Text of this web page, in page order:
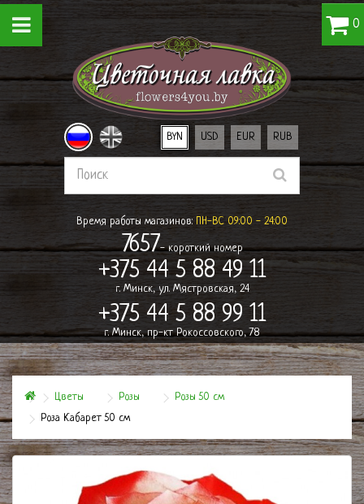
BYN USD EUR RUB
Время работы магазинов: ПН-ВС 09:00 - 24:00
7657- короткий номер
+375 44 5 88 49 11
г. Минск, ул. Мястровская, 24
+375 44 5 88 99 11
г. Минск, пр-кт Рокоссовского, 78
0
Цветы Розы
Розы 50 см
Роза Кабарет 50 см